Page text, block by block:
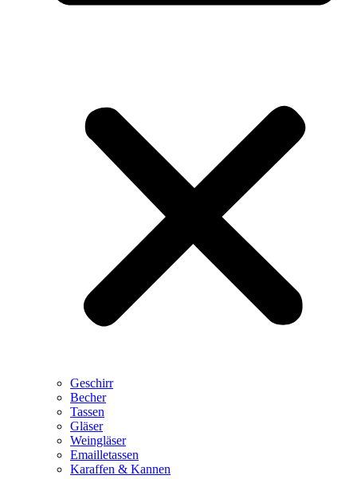
Geschirr
Becher
Tassen
Gläser
Weingläser
Emailletassen
Karaffen & Kannen